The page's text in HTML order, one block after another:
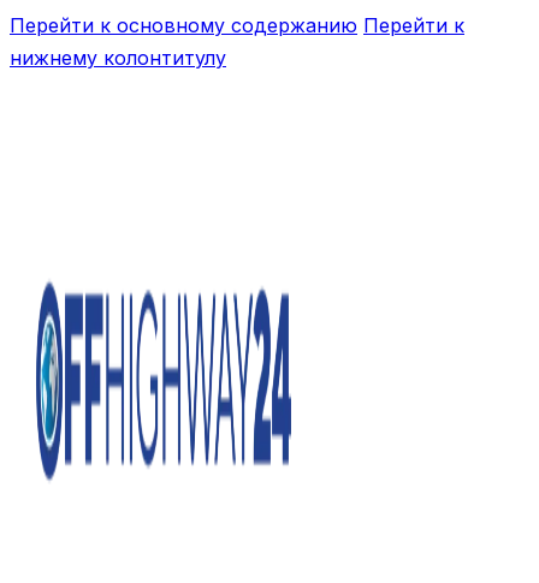
Перейти к основному содержанию Перейти к
нижнему колонтитулу